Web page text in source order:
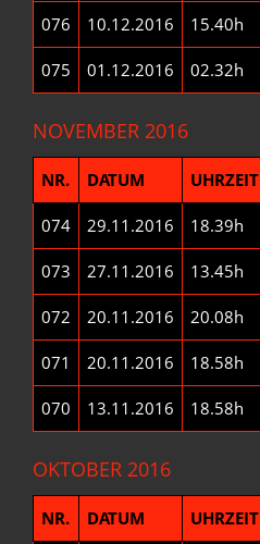
076 10.12.2016 15.40h
075 01.12.2016 02.32h
NOVEMBER 2016
NR. DATUM UHRZEIT
074 29.11.2016 18.39h
073 27.11.2016 13.45h
072 20.11.2016 20.08h
071 20.11.2016 18.58h
070 13.11.2016 18.58h
OKTOBER 2016
NR. DATUM UHRZEIT